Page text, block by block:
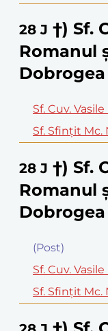
28 J †) Sf.
Romanul
Dobrogea
Sf. Cuv.
Sf. Sfinţit Mc.
28 J †) Sf.
Romanul
Dobrogea
(Post)
Sf. Cuv.
Sf. Sfinţit Mc.